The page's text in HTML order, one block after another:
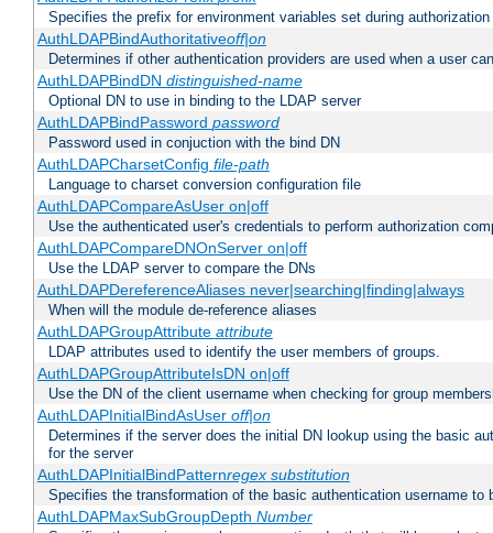
Specifies the prefix for environment variables set during authorization
AuthLDAPBindAuthoritativeoff|on
Determines if other authentication providers are used when a user
AuthLDAPBindDN distinguished-name
Optional DN to use in binding to the LDAP server
AuthLDAPBindPassword password
Password used in conjuction with the bind DN
AuthLDAPCharsetConfig file-path
Language to charset conversion configuration file
AuthLDAPCompareAsUser on|off
Use the authenticated user's credentials to perform authorization
AuthLDAPCompareDNOnServer on|off
Use the LDAP server to compare the DNs
AuthLDAPDereferenceAliases never|searching|finding|always
When will the module de-reference aliases
AuthLDAPGroupAttribute attribute
LDAP attributes used to identify the user members of groups.
AuthLDAPGroupAttributeIsDN on|off
Use the DN of the client username when checking for group
AuthLDAPInitialBindAsUser off|on
Determines if the server does the initial DN lookup using the basic
for the server
AuthLDAPInitialBindPatternregex substitution
Specifies the transformation of the basic authentication username
AuthLDAPMaxSubGroupDepth Number